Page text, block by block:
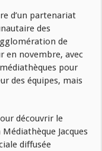
d’un partenariat
des
de
en novembre, avec
pour
des équipes, mais
découvrir le
Jacques
diffusée